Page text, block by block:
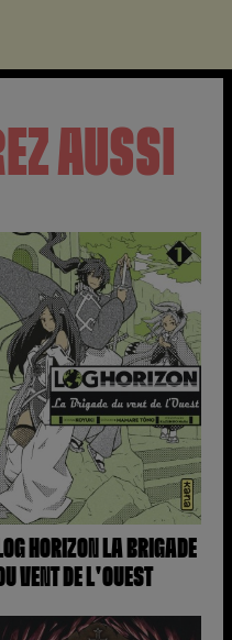
AUSSI
LOG HORIZON LA BRIGADE
DU VENT DE L'OUEST